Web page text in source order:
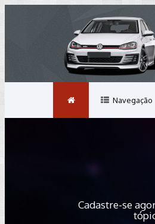
Navegação
Cadastre-se